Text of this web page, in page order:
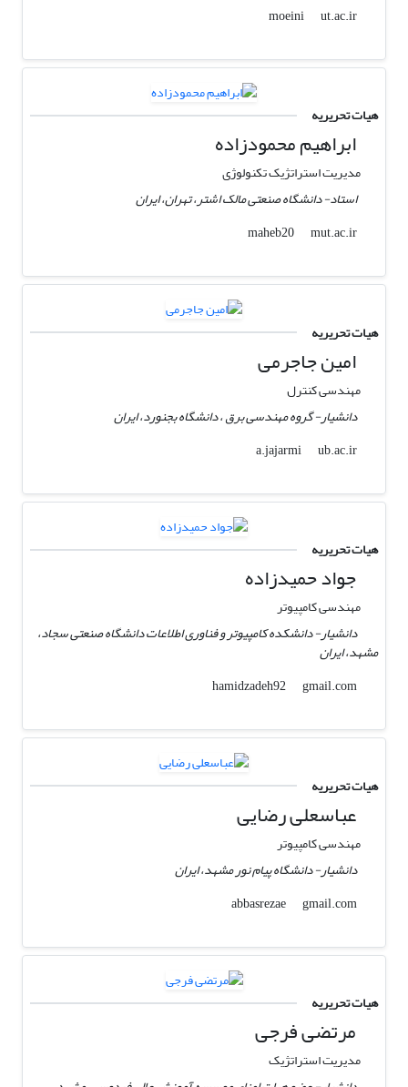
moeini
ut.ac.ir
هیات تحریریه
ابراهیم محمودزاده
مدیریت استراتژیک تکنولوژی
استاد- دانشگاه صنعتی مالک اشتر، تهران، ایران
maheb20
mut.ac.ir
هیات تحریریه
امین جاجرمی
مهندسی کنترل
دانشیار- گروه مهندسی برق ، دانشگاه بجنورد، ایران
a.jajarmi
ub.ac.ir
هیات تحریریه
جواد حمیدزاده
مهندسی کامپیوتر
دانشیار- دانشکده کامپیوتر و فناوری اطلاعات دانشگاه صنعتی سجاد،
مشهد، ایران
hamidzadeh92
gmail.com
هیات تحریریه
عباسعلی رضایی
مهندسی کامپیوتر
دانشیار- دانشگاه پیام نور مشهد، ایران
abbasrezae
gmail.com
هیات تحریریه
مرتضی فرجی
مدیریت استراتژیک